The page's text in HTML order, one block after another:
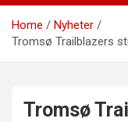
Home
Nyheter
Tromsø Trailblazers
Tromsø